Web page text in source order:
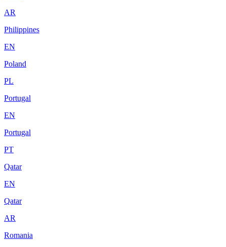
AR
Philippines
EN
Poland
PL
Portugal
EN
Portugal
PT
Qatar
EN
Qatar
AR
Romania